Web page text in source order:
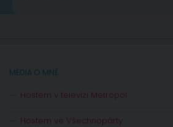
MÉDIA O MNĚ
Hostem v televizi Metropol
Hostem ve Všechnopárty